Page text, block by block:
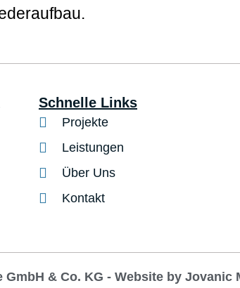
Schnelle Links
Projekte
Leistungen
Über Uns
Kontakt
& Co. KG - Website by Jovanic